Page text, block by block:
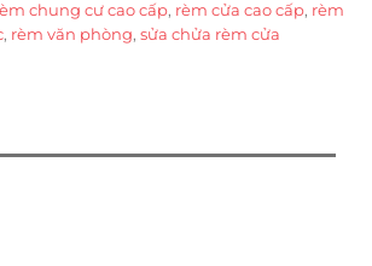
chung cư cao cấp, rèm cửa cao cấp, rèm
, rèm văn phòng, sửa chửa rèm cửa